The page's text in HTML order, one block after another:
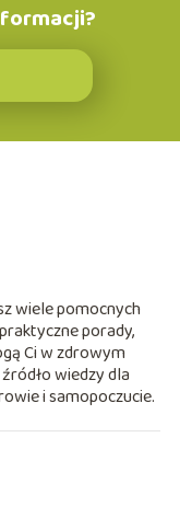
wiele pomocnych
porady,
Ci w zdrowym
wiedzy dla
i samopoczucie.